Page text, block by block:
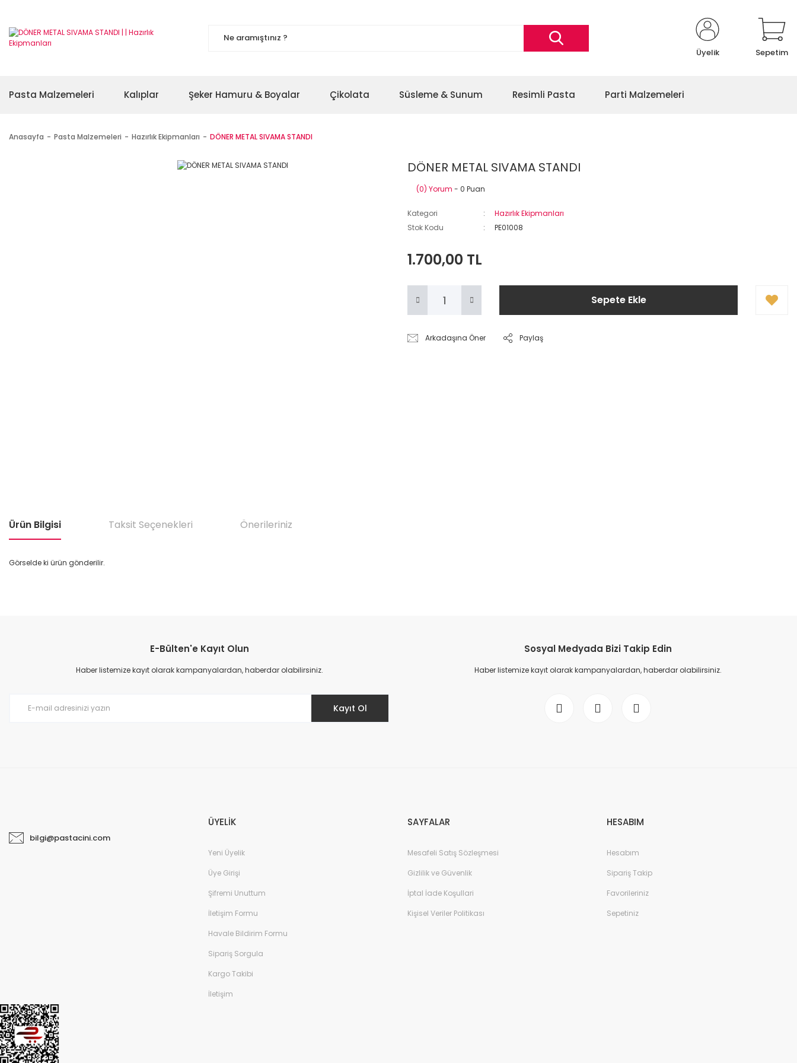
Üyelik Sepetim
Pasta Malzemeleri Kalıplar Şeker Hamuru & Boyalar Çikolata Süsleme & Sunum Resimli Pasta Parti Malzemeleri
Anasayfa Pasta Malzemeleri Hazırlık Ekipmanları DÖNER METAL SIVAMA STANDI
DÖNER METAL SIVAMA STANDI
(0) Yorum - 0 Puan
Kategori
Hazırlık Ekipmanları
Stok Kodu
PE01008
1.700,00 TL
Sepete Ekle
Arkadaşına Öner Paylaş
Ürün Bilgisi Taksit Seçenekleri Önerileriniz
Görselde ki ürün gönderilir.
Ürün resmi kalitesiz, bozuk veya görüntülenemiyor.
Ürün açıklamasında eksik bilgiler bulunuyor.
E-Bülten'e Kayıt Olun
Haber listemize kayıt olarak kampanyalardan, haberdar olabilirsiniz.
Kayıt Ol
Sosyal Medyada Bizi Takip Edin
Haber listemize kayıt olarak kampanyalardan, haberdar olabilirsiniz.
bilgi@pastacini.com
ÜYELİK
Yeni Üyelik
Üye Girişi
Şifremi Unuttum
İletişim Formu
Havale Bildirim Formu
Sipariş Sorgula
Kargo Takibi
İletişim
SAYFALAR
Mesafeli Satış Sözleşmesi
Gizlilik ve Güvenlik
İptal İade Koşullari
Kişisel Veriler Politikası
HESABIM
Hesabım
Sipariş Takip
Favorileriniz
Sepetiniz